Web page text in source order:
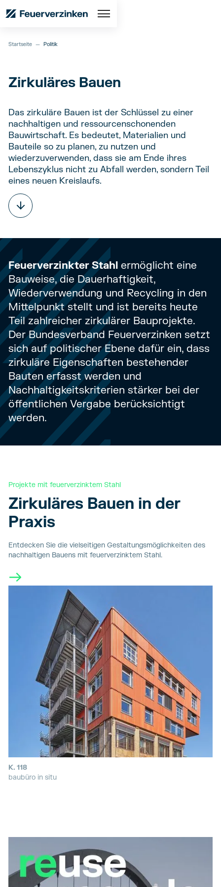
Startseite — Politik
Zirkuläres Bauen
Das zirkuläre Bauen ist der Schlüssel zu einer
nachhaltigen und ressourcenschonenden
Bauwirtschaft. Es bedeutet, Materialien und
Bauteile so zu planen, zu nutzen und
wiederzuverwenden, dass sie am Ende ihres
Lebenszyklus nicht zu Abfall werden, sondern Teil
eines neuen Kreislaufs.
Feuerverzinkter Stahlermöglicht eine
Bauweise, die Dauerhaftigkeit,
Wiederverwendung und Recycling in den
Mittelpunkt stellt und ist bereits heute
Teil zahlreicher zirkulärer Bauprojekte.
Der Bundesverband Feuerverzinken setzt
sich auf politischer Ebene dafür ein, dass
zirkuläre Eigenschaften bestehender
Bauten erfasst werden und
Nachhaltigkeitskriterien stärker bei der
öffentlichen Vergabe berücksichtigt
werden.
Projekte mit feuerverzinktem Stahl
Zirkuläres Bauen in der
Praxis
Entdecken Sie die vielseitigen Gestaltungsmöglichkeiten des
nachhaltigen Bauens mit feuerverzinktem Stahl.
→
K. 118
baubüro in situ